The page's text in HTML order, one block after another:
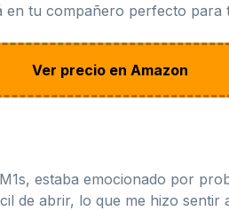
tu compañero perfecto para
Ver precio en Amazon
estaba emocionado por
de abrir, lo que me hizo